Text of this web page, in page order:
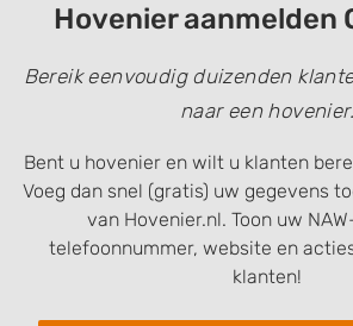
Hovenier aanmelden
Bereik eenvoudig duizenden
naar een hovenier.
Bent u hovenier en wilt u klanten
Voeg dan snel (gratis) uw gegevens
van Hovenier.nl. Toon uw
telefoonnummer, website en
klanten!